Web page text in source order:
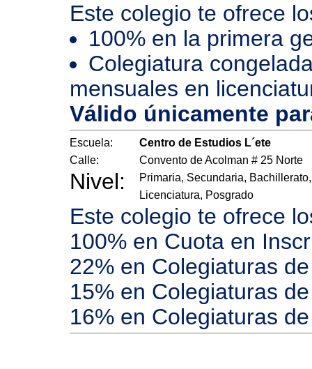
Este colegio te ofrece
100% en la primera
Colegiatura
mensuales en
Válido únicamente
Escuela:
Centro de Estudios L´ete
Calle:
Convento de Acolman # 25 Norte
Nivel:
Primaria, Secundaria, Bachillerato,
Licenciatura, Posgrado
Este colegio te ofrece
100% en Cuota en
22% en Colegiaturas
15% en Colegiaturas
16% en Colegiaturas